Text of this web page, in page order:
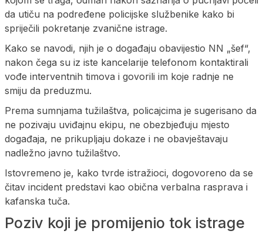
da utiču na podređene policijske službenike kako bi
spriječili pokretanje zvanične istrage.
Kako se navodi, njih je o događaju obavijestio NN „šef“,
nakon čega su iz iste kancelarije telefonom kontaktirali
vođe interventnih timova i govorili im koje radnje ne
smiju da preduzmu.
Prema sumnjama tužilaštva, policajcima je sugerisano da
ne pozivaju uviđajnu ekipu, ne obezbjeđuju mjesto
događaja, ne prikupljaju dokaze i ne obavještavaju
nadležno javno tužilaštvo.
Istovremeno je, kako tvrde istražioci, dogovoreno da se
čitav incident predstavi kao obična verbalna rasprava i
kafanska tuča.
Poziv koji je promijenio tok istrage